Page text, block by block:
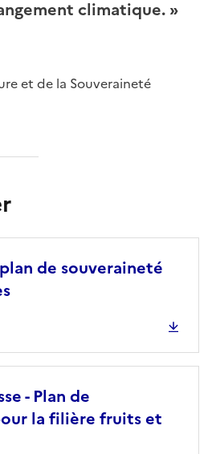
climatique. »
et de la Souveraineté
de souveraineté
- Plan de
la filière fruits et